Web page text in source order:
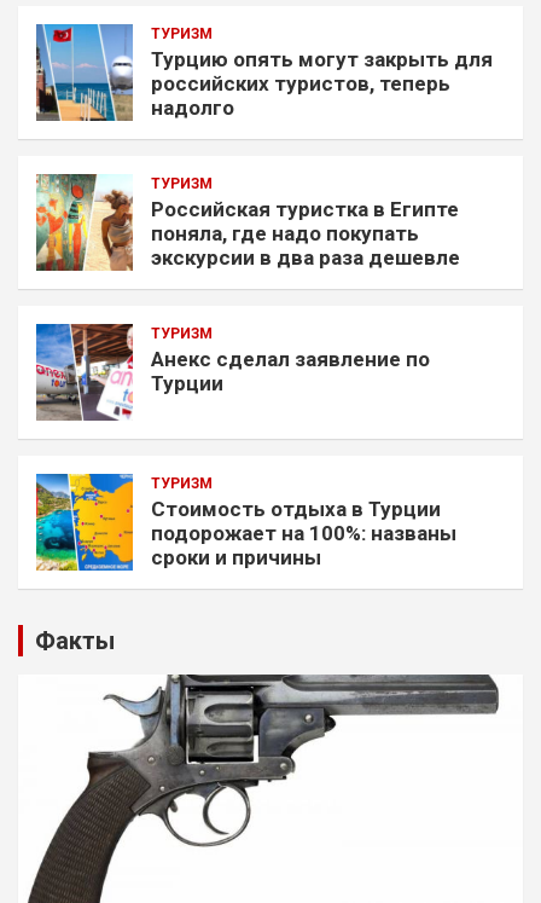
ТУРИЗМ
Турцию опять могут закрыть для
российских туристов, теперь
надолго
ТУРИЗМ
Российская туристка в Египте
поняла, где надо покупать
экскурсии в два раза дешевле
ТУРИЗМ
Анекс сделал заявление по
Турции
ТУРИЗМ
Стоимость отдыха в Турции
подорожает на 100%: названы
сроки и причины
Факты